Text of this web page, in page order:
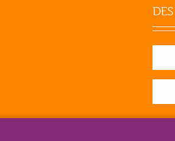
DES